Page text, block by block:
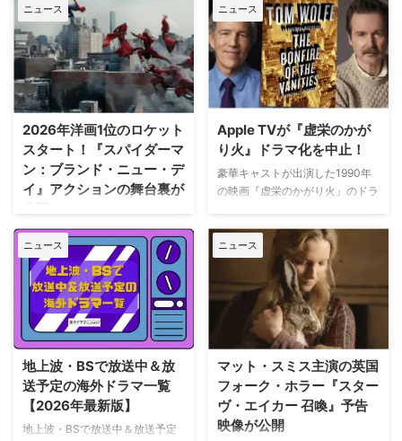
ニュース
2026年洋画1位のロケット
スタート！『スパイダーマ
ン：ブランド・ニュー・デ
イ』アクションの舞台裏が
トム・ホランド演じるスパイダー
マンの新たな物語を描く映画『ス
パイダーマン：ブランド・ニュ
ー・デイ』が大ヒット上映中だ。
公開初日の興行収入は5億6,000
万円を超え、2026年公開の洋画
ナンバーワンを記録。このたび、
主演のトム・ホランド自らが臨場
感あふれるアクションシーン撮影
の裏側を明かす特別映像が公開さ
れた。 世界中で大ヒットを記
録！ 映画史に残る快挙を達成 ソ
ニュース
Apple TVが『虚栄のかが
り火』ドラマ化を中止！
豪華キャストが出演した1990年
の映画『虚栄のかがり火』のドラ
たが、頓挫したことが明らかにな
った。米Deadlineが報じてい
る。 鬼門らしく一筋縄ではいか
ず 原作は、1987年に出版された
トム・ウルフのベストセラー小説
「虚栄の篝火」。1980年代のニ
ューヨークの上流社会を辛辣に風
刺した作品だ。ウォール街で台頭
したトレーダーたち、その華奢な
妻や愛人、そして富裕層が住むマ
ンハッタンと周辺の貧困な地区と
の間にくすぶる人種間の緊張を描
ニュース
地上波・BSで放送中＆放
送予定の海外ドラマ一覧
【2026年最新版】
地上波・BSで放送中＆放送予定
ニュース
マット・スミス主演の英国
フォーク・ホラー『スター
ヴ・エイカー 召喚』予告
映像が公開